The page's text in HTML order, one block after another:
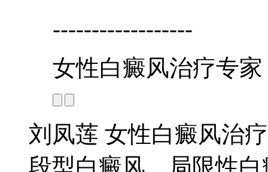
------------------
女性白癜风治疗专家
刘凤莲 女性白癜风治
段型白癜风、局限性